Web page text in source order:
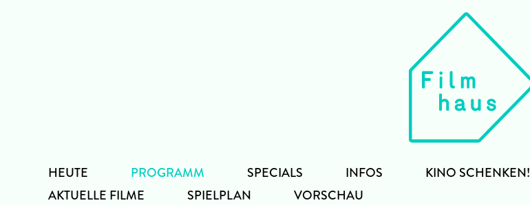
HEUTE
PROGRAMM
AKTUELLE FILME
SPIELPLAN VORSCHAU
SPECIALS INFOS KINO SCHENKEN!